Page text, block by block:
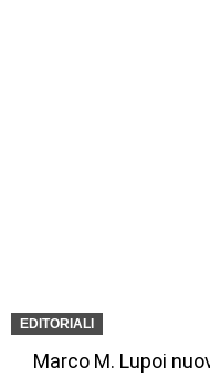
EDITORIALI
Marco M. Lupoi